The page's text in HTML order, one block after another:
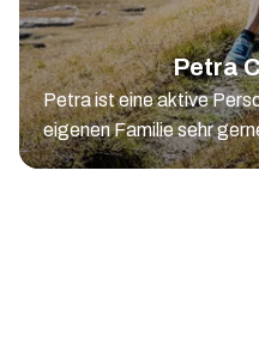
Petra
Petra ist eine aktive
eigenen Familie sehr